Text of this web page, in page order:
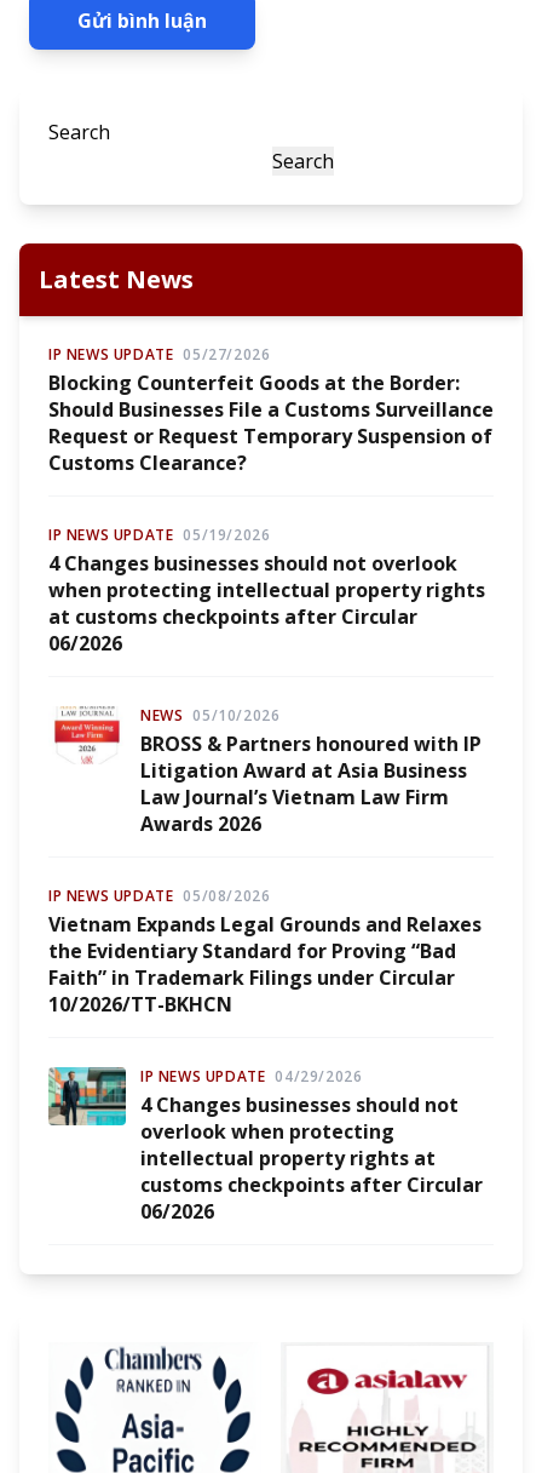
Gửi bình luận
Search
Search
Latest News
IP NEWS UPDATE 05/27/2026
Blocking Counterfeit Goods at the Border:
Should Businesses File a Customs Surveillance
Request or Request Temporary Suspension of
Customs Clearance?
IP NEWS UPDATE 05/19/2026
4 Changes businesses should not overlook
when protecting intellectual property rights
at customs checkpoints after Circular
06/2026
NEWS 05/10/2026
BROSS & Partners honoured with IP
Litigation Award at Asia Business
Law Journal’s Vietnam Law Firm
Awards 2026
IP NEWS UPDATE 05/08/2026
Vietnam Expands Legal Grounds and Relaxes
the Evidentiary Standard for Proving “Bad
Faith” in Trademark Filings under Circular
10/2026/TT-BKHCN
IP NEWS UPDATE 04/29/2026
4 Changes businesses should not
overlook when protecting
intellectual property rights at
customs checkpoints after Circular
06/2026